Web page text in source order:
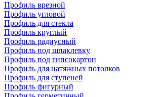
Профиль врезной
Профиль угловой
Профиль для стекла
Профиль круглый
Профиль радиусный
Профиль под шпаклевку
Профиль под гипсокартон
Профиль для натяжных потолков
Профиль для ступеней
Профиль фигурный